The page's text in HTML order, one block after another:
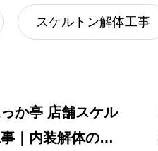
スケルトン解体工事
か亭 店舗スケル
｜内装解体の流